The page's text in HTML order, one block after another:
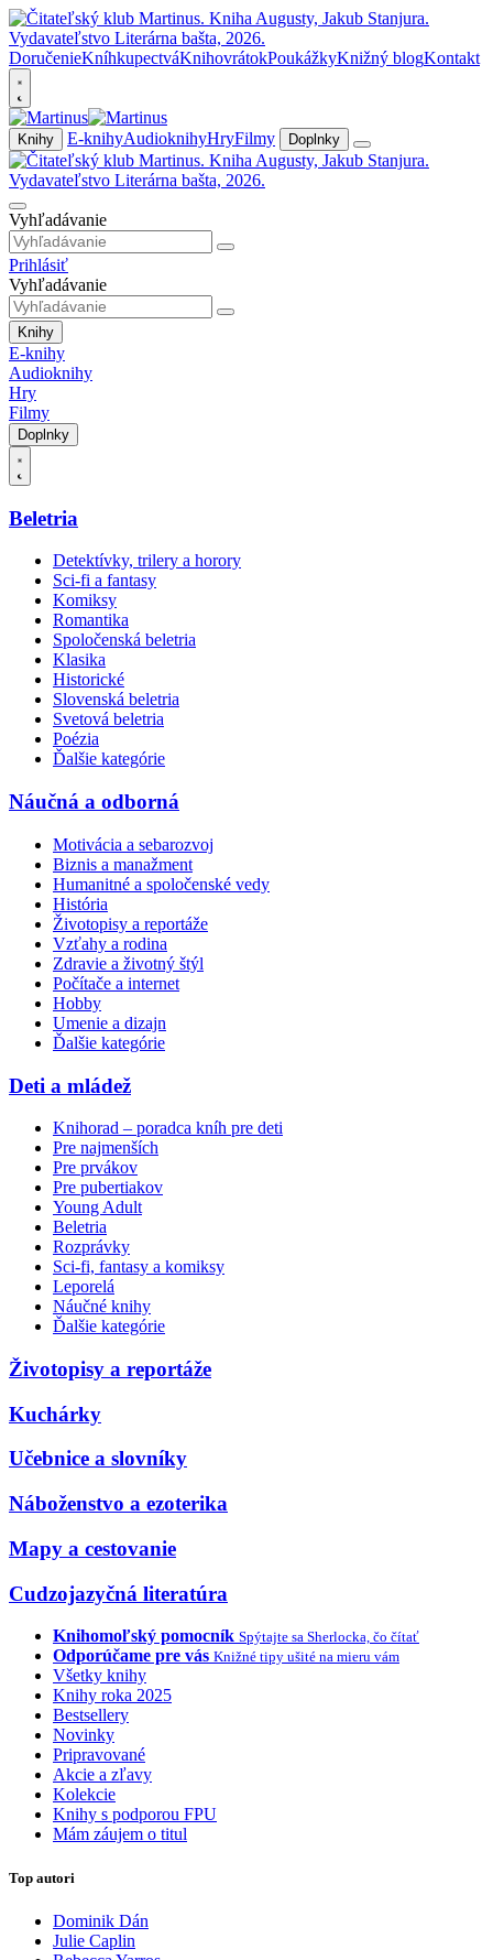
DoručenieKníhkupectváKnihovrátokPoukážkyKnižný blogKontakt
Knihy E-knihyAudioknihyHryFilmy Doplnky
Vyhľadávanie
Prihlásiť
Vyhľadávanie
Knihy
E-knihy
Audioknihy
Hry
Filmy
Doplnky
Beletria
Detektívky, trilery a horory
Sci-fi a fantasy
Komiksy
Romantika
Spoločenská beletria
Klasika
Historické
Slovenská beletria
Svetová beletria
Poézia
Ďalšie kategórie
Náučná a odborná
Motivácia a sebarozvoj
Biznis a manažment
Humanitné a spoločenské vedy
História
Životopisy a reportáže
Vzťahy a rodina
Zdravie a životný štýl
Počítače a internet
Hobby
Umenie a dizajn
Ďalšie kategórie
Deti a mládež
Knihorad – poradca kníh pre deti
Pre najmenších
Pre prvákov
Pre pubertiakov
Young Adult
Beletria
Rozprávky
Sci-fi, fantasy a komiksy
Leporelá
Náučné knihy
Ďalšie kategórie
Životopisy a reportáže
Kuchárky
Učebnice a slovníky
Náboženstvo a ezoterika
Mapy a cestovanie
Cudzojazyčná literatúra
Knihomoľský pomocník Spýtajte sa Sherlocka, čo čítať
Odporúčame pre vás Knižné tipy ušité na mieru vám
Všetky knihy
Knihy roka 2025
Bestsellery
Novinky
Pripravované
Akcie a zľavy
Kolekcie
Knihy s podporou FPU
Mám záujem o titul
Top autori
Dominik Dán
Julie Caplin